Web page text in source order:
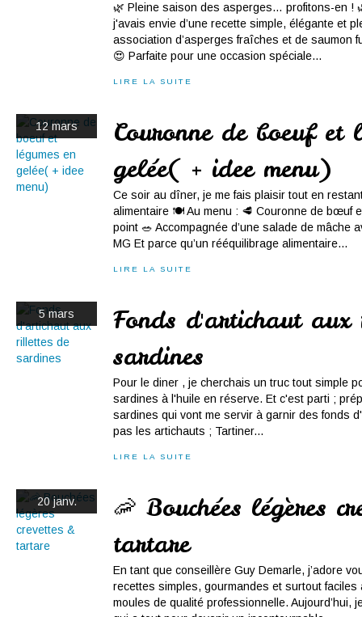
🌿 Pleine saison des asperges… profitons-en !
j'avais envie d’une recette simple, élégante et
association d’asperges fraîches et de saumon
😍 Parfaite pour une occasion spéciale...
LIRE LA SUITE
12 mars
Couronne de boeuf et
gelée( + idee menu)
Ce soir au dîner, je me fais plaisir tout en
alimentaire 🍽️ Au menu : 🥩 Couronne de bœuf
point 🥗 Accompagnée d’une salade de mâche
MG Et parce qu’un rééquilibrage alimentaire...
LIRE LA SUITE
5 mars
Fonds d'artichaut
sardines
Pour le diner , je cherchais un truc tout simple
sardines à l'huile en réserve. Et c'est parti ;
sardines qui vont me servir à garnir des fonds
pas les artichauts ; Tartiner...
LIRE LA SUITE
20 janv.
🦐 Bouchées légères
tartare
En tant que conseillère Guy Demarle, j’adore
recettes simples, gourmandes et surtout
moules de qualité professionnelle. Aujourd’hui,